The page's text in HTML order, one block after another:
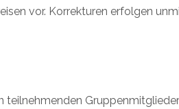
vor. Korrekturen erfolgen